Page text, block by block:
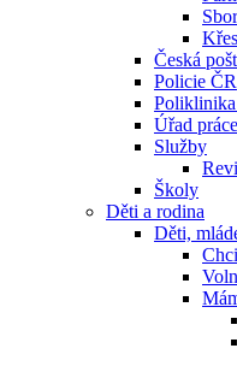
Česká
Policie ČR
Úřad
Služby
Školy
Děti a rodina
Děti,